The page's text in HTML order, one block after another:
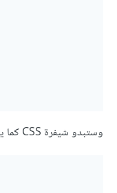
وستبدو شيفرة CSS كما يلي: